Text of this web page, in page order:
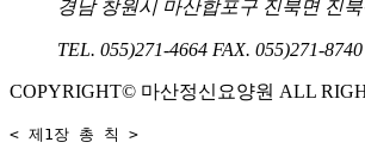
경남 창원시 마산합포구 진북면 진
TEL. 055)271-4664 FAX. 055)271-8740
COPYRIGHT© 마산정신요양원 ALL
< 제1장 총 칙 >